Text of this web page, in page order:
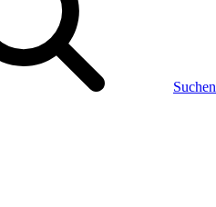
Suchen